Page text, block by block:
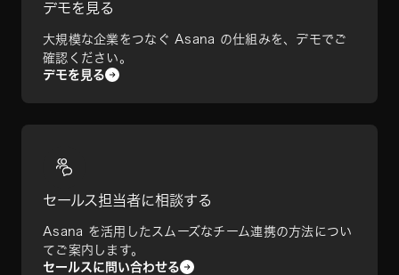
デモを見る
大規模な企業をつなぐ Asana の仕組みを、デモでご
確認ください。
デモを見る
セールス担当者に相談する
Asana を活用したスムーズなチーム連携の方法につい
てご案内します。
セールスに問い合わせる